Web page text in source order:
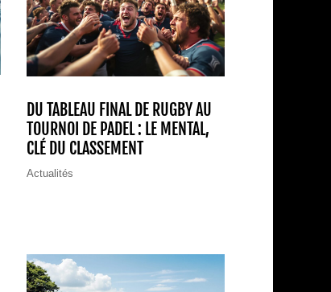
DU TABLEAU FINAL DE RUGBY AU
TOURNOI DE PADEL : LE MENTAL,
CLÉ DU CLASSEMENT
Actualités